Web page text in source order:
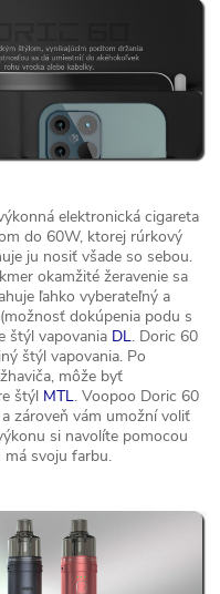
elektronická cigareta
do 60W, ktorej rúrkový
ju nosiť všade so sebou.
okamžité žeravenie sa
ľahko vyberateľný a
dokúpenia podu s
štýl vapovania DL. Doric 60
štýl vapovania. Po
môže byť
štýl MTL. Voopoo Doric 60
zároveň vám umožní voliť
si navolíte pomocou
má svoju farbu.